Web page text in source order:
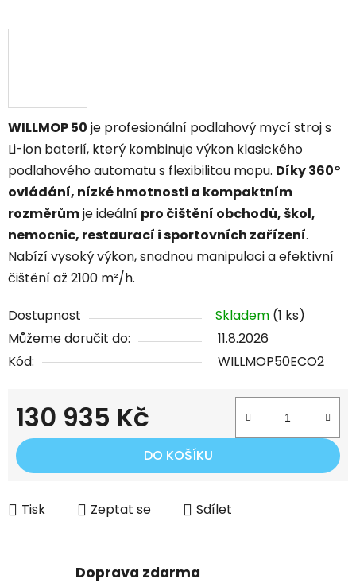
WILLMOP 50 je profesionální podlahový mycí stroj s
Li-ion baterií, který kombinuje výkon klasického
podlahového automatu s flexibilitou mopu. Díky 360°
ovládání, nízké hmotnosti a kompaktním
rozměrůmje ideální pro čištění obchodů, škol,
nemocnic, restaurací i sportovních zařízení.
Nabízí vysoký výkon, snadnou manipulaci a efektivní
čištění až 2100 m²/h.
Dostupnost Skladem (1 ks)
Můžeme doručit do:
11.8.2026
Kód:
WILLMOP50ECO2
130 935 Kč
Měrná cena:
DO KOŠÍKU
Tisk Zeptat se Sdílet
Doprava zdarma